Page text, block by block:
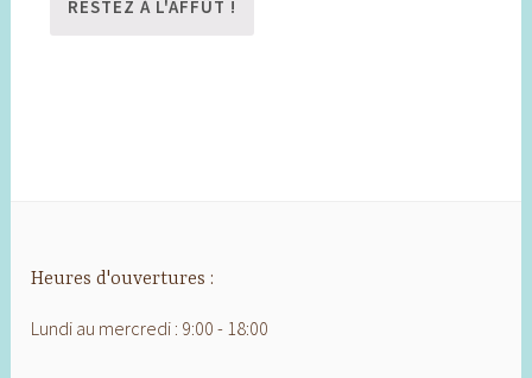
Heures d'ouvertures :
Lundi au mercredi : 9:00 - 18:00